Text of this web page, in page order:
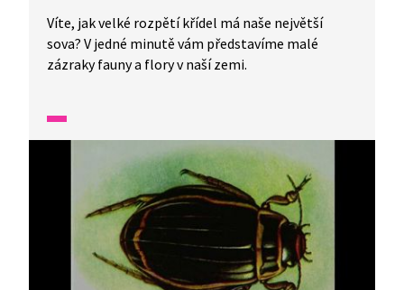
Víte, jak velké rozpětí křídel má naše největší
sova? V jedné minutě vám představíme malé
zázraky fauny a flory v naší zemi.